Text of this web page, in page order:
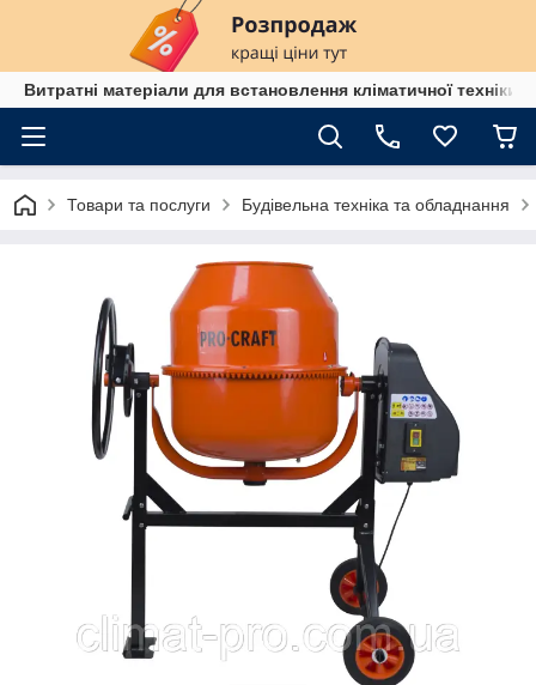
Витратні матеріали для встановлення кліматичної техніки
Товари та послуги Будівельна техніка та обладнання